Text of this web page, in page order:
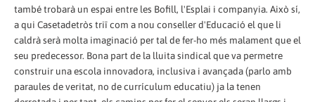
també trobarà un espai entre les Bofill, l'Esplai i companyia. Això sí,
a qui Casetadetròs triï com a nou conseller d'Educació el que li
caldrà serà molta imaginació per tal de fer-ho més malament que el
seu predecessor. Bona part de la lluita sindical que va permetre
construir una escola innovadora, inclusiva i avançada (parlo amb
paraules de veritat, no de currículum educatiu) ja la tenen